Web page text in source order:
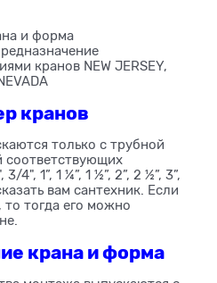
и форма
кранов NEW JERSEY,
кранов
только с трубной
соответствующих
4", 1”, 1 ¼”, 1 ½”, 2”, 2 ½”, 3”,
вам сантехник. Если
тогда его можно
крана и форма